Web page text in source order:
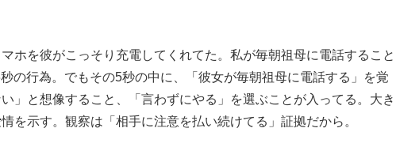
ホを彼がこっそり充電してくれてた。私が毎朝祖母に電話すること
の行為。でもその5秒の中に、「彼女が毎朝祖母に電話する」を覚
」と想像すること、「言わずにやる」を選ぶことが入ってる。大き
を示す。観察は「相手に注意を払い続けてる」証拠だから。